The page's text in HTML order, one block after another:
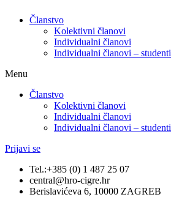
Članstvo
Kolektivni članovi
Individualni članovi
Individualni članovi – studenti
Menu
Članstvo
Kolektivni članovi
Individualni članovi
Individualni članovi – studenti
Prijavi se
Tel.:+385 (0) 1 487 25 07
central@hro-cigre.hr
Berislavićeva 6, 10000 ZAGREB